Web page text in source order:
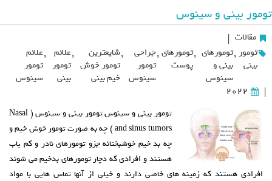
تومور بینی و سینوس
مقالات |
تومور
بینی
,تومورهای
بینی و
سینوس
,تومورهای
پوست
,جراحی
تومور
سینوس
,شایعترین
تومور خوش
خیم بینی
,علائم
تومور
بینی
,علائم
تومور
سینوس
|
2022
تومور بینی و سینوس تومور بینی و سینوس ( Nasal
and sinus tumors ) چه به صورت تومور خوش خیم و
چه بد خیم خوشبختانه جزو تومورهای نادر و کم یاب
هستند و افرادی که دچار تومورهای بدخیم می شوند
افرادی هستند که زمینه های خاصی دارند و خیلی از آنها تماس هایی با مواد